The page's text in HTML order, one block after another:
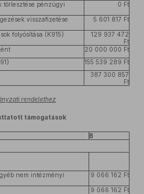
törlesztése pénzügyi
0 Ft
visszafizetése
5 601 817 Ft
folyósítása (K915)
129 937 472
Ft
20 000 000 Ft
155 539 289 Ft
387 300 857
Ft
rendelethez
támogatások
B
nem intézményi
9 066 162 Ft
9 066 162 Ft